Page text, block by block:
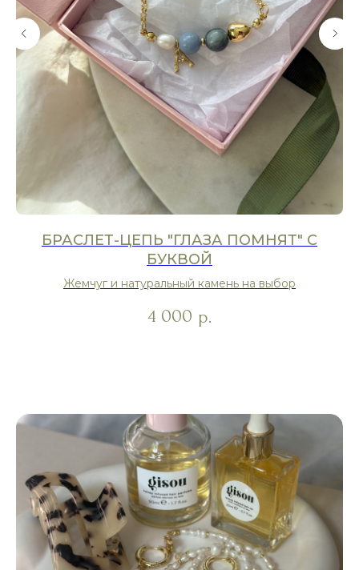
БРАСЛЕТ-ЦЕПЬ "ГЛАЗА ПОМНЯТ" С
БУКВОЙ
Жемчуг и натуральный камень на выбор
4 000 р.